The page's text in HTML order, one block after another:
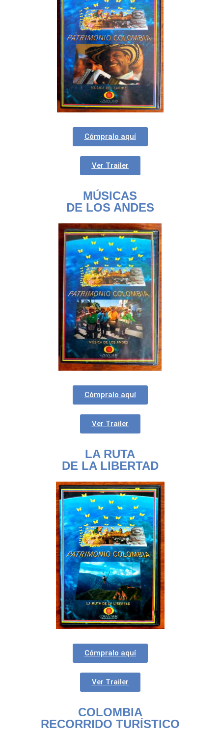
Cómpralo aquí
Ver Trailer
MÚSICAS
DE LOS ANDES
Cómpralo aquí
Ver Trailer
LA RUTA
DE LA LIBERTAD
Cómpralo aquí
Ver Trailer
COLOMBIA
RECORRIDO TURÍSTICO